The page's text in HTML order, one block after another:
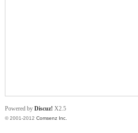
Powered by Discuz! X2.5
© 2001-2012 Comsenz Inc.